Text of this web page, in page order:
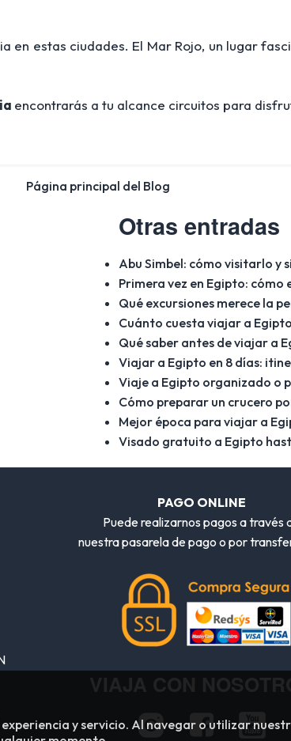
estas ciudades. El Mar Rojo, un lugar
encontrarás a tu alcance circuitos para
Página principal del Blog
Otras entradas
Abu Simbel: cómo visitarlo y
Primera vez en Egipto:
Qué excursiones merece la
Cuánto cuesta viajar a
Qué saber antes de viajar a
Viajar a Egipto en 8 días:
Viaje a Egipto organizado o
Cómo preparar un crucero
Mejor época para viajar a
Visado gratuito a Egipto
PAGO ONLINE
Puede realizarnos pagos a través
nuestra pasarela de pago o por
y servicio. Al navegar o utilizar